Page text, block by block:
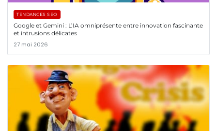
TENDANCES SEO
Google et Gemini : L’IA omniprésente entre innovation fascinante
et intrusions délicates
27 mai 2026